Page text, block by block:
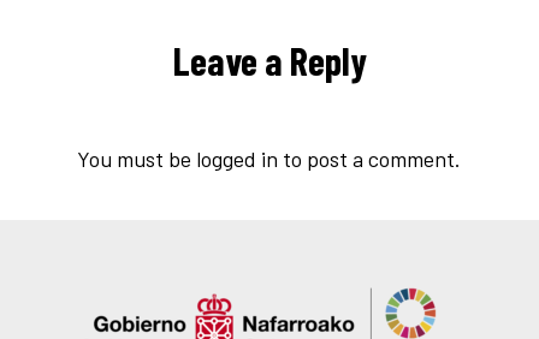
Leave a Reply
You must be logged in to post a comment.